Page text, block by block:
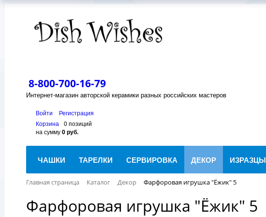
8-800-700-16-79
Интернет-магазин авторской керамики разных российских мастеров
Войти
Регистрация
Корзина
0 позиций
на сумму0 руб.
ЧАШКИ ТАРЕЛКИ СЕРВИРОВКА ДЕКОР ИЗРАЗЦЫ
Главная страница Каталог Декор Фарфоровая игрушка "Ёжик" 5
Фарфоровая игрушка "Ёжик" 5